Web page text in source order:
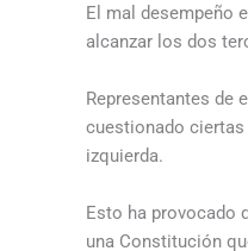
El mal desempeño
alcanzar los dos
Representantes de
cuestionado
izquierda.
Esto ha provocado
una Constitución